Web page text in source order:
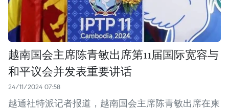
越南国会主席陈青敏出席第11届国际宽容与
和平议会并发表重要讲话
24/11/2024 07:58
越通社特派记者报道，越南国会主席陈青敏出席在柬